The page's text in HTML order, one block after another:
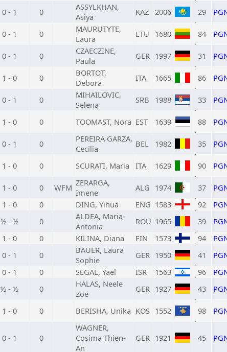
0 - 1 0
ASSYLKHAN,
Asiya
KAZ 2006 29
0 - 1 0
MAURUTYTE,
Laura
LTU 1680 84
0 - 1 0
CZAECZINE,
Paula
GER 1997 31
1 - 0 0
BORTOT,
Debora
ITA 1665 86
0 - 1 0
MIHAILOVIC,
Selena
SRB 1988 33
1 - 0 0 TOOMAST, Nora EST 1639 88
0 - 1 0
PEREIRA GARZA,
Cecilia
BEL 1982 35
1 - 0 0 SCURATI, Maria ITA 1629 90
1 - 0 0 WFM ZERARGA,
Imene
ALG 1974 37
1 - 0 0 DING, Yihua ENG 1583 92
½ - ½ 0
ALDEA, Maria-
Antonia
ROU 1965 39
1 - 0 0 KILINA, Diana FIN 1573 94
0 - 1 0
BAUER, Laura
Sophie
GER 1950 41
0 - 1 0 SEGAL, Yael ISR 1563 96
½ - ½ 0
HALAS, Neele
Zoe
GER 1927 43
1 - 0 0 BERISHA, Unika KOS 1552 98
0 - 1 0
WAGNER,
Cosima Thien-
An
GER 1921 45